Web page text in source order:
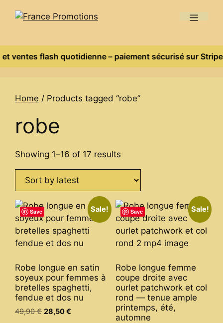
Menu
ventes flash quotidienne – paiement sécurisé sur
Home / Products tagged “robe”
robe
Showing 1–16 of 17 results
latest
Save Sale!
Robe longue en satin
soyeux pour femmes à
bretelles spaghetti,
fendue et dos nu
49,90€ Original
28,50€
Save Sale!
Robe longue femme
coupe droite avec
ourlet patchwork et col
rond — tenue ample
printemps, été,
automne